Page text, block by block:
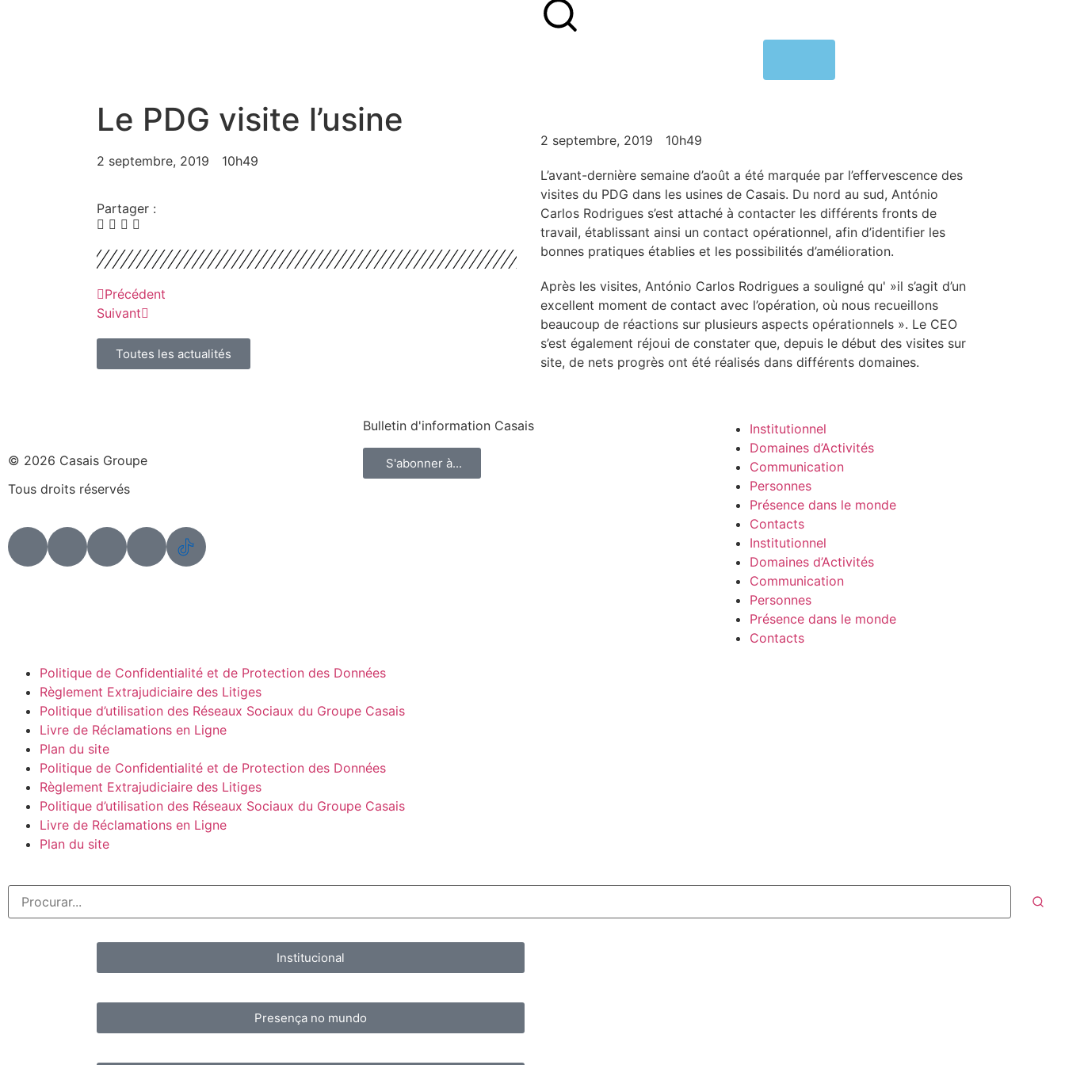
Le PDG visite l’usine
2 septembre, 2019 10h49
Partager :
Précédent
Suivant
Toutes les actualités
2 septembre, 2019 10h49
L’avant-dernière semaine d’août a été marquée par l’effervescence des
visites du PDG dans les usines de Casais. Du nord au sud, António
Carlos Rodrigues s’est attaché à contacter les différents fronts de
travail, établissant ainsi un contact opérationnel, afin d’identifier les
bonnes pratiques établies et les possibilités d’amélioration.
Après les visites, António Carlos Rodrigues a souligné qu' »il s’agit d’un
excellent moment de contact avec l’opération, où nous recueillons
beaucoup de réactions sur plusieurs aspects opérationnels ». Le CEO
s’est également réjoui de constater que, depuis le début des visites sur
site, de nets progrès ont été réalisés dans différents domaines.
© 2026 Casais Groupe
Tous droits réservés
Bulletin d'information Casais
S'abonner à...
Institutionnel
Domaines d’Activités
Communication
Personnes
Présence dans le monde
Contacts
Institutionnel
Domaines d’Activités
Communication
Personnes
Présence dans le monde
Contacts
Politique de Confidentialité et de Protection des Données
Règlement Extrajudiciaire des Litiges
Politique d’utilisation des Réseaux Sociaux du Groupe Casais
Livre de Réclamations en Ligne
Plan du site
Politique de Confidentialité et de Protection des Données
Règlement Extrajudiciaire des Litiges
Politique d’utilisation des Réseaux Sociaux du Groupe Casais
Livre de Réclamations en Ligne
Plan du site
Institucional
Presença no mundo